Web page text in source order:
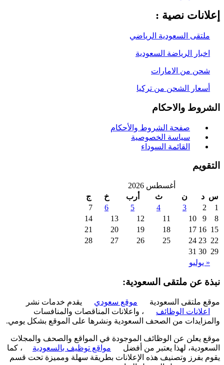
نصية :
السعودية الرياضي
الرياضة السعودية
من الامارات
الشحن من تركيا
والاحكام
صفحة الشروط والأحكام
سياسة الخصوصية
القائمة السوداء
أغسطس 2026
د
ن
ج
7
10
16
17
23
24
30
31
يوليو
عن ملتقى السعودية:
ملتقى السعودية موقع سعودي
يقدم خدمات نشر
الوظائف
، واعلانات المناقصات والمنافسات
من الصحف السعودية ونشرها على الموقع بشكل يومي.
يعلن عن الوظائف الموجودة في المواقع والصحف والمجلات
لهذا يعتبر من أفضل
مواقع توظيف بالسعودية
، كما
بفرز وتصنيف هذه الإعلانات بطريقة سهلة ومميزة تحت قسم